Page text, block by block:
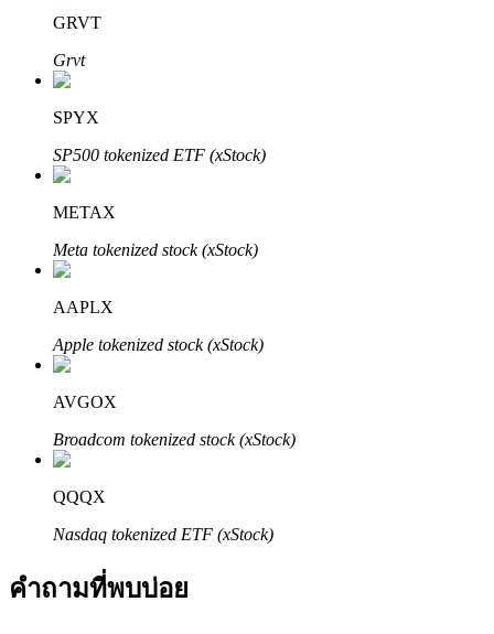
พันธมิตร Bitrue
GRVT
Grvt
SPYX
SP500 tokenized ETF (xStock)
METAX
Meta tokenized stock (xStock)
AAPLX
Apple tokenized stock (xStock)
AVGOX
Broadcom tokenized stock (xStock)
QQQX
Nasdaq tokenized ETF (xStock)
คำถามที่พบบ่อย